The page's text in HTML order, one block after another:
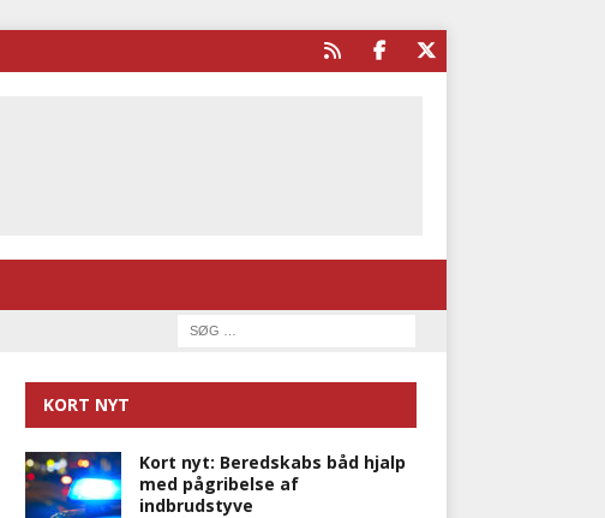
KORT NYT
Kort nyt: Beredskabs båd hjalp
med pågribelse af
indbrudstyve